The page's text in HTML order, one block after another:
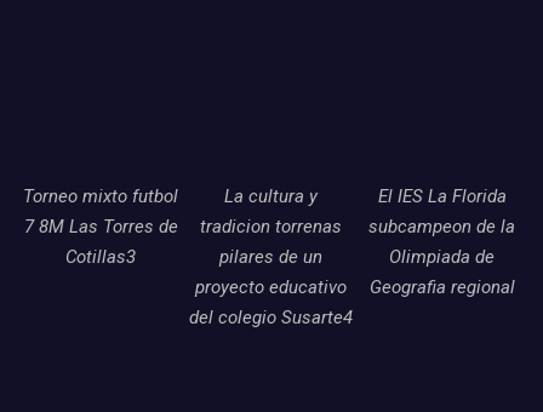
Torneo mixto futbol
7 8M Las Torres de
Cotillas3
La cultura y
tradicion torrenas
pilares de un
proyecto educativo
del colegio Susarte4
El IES La Florida
subcampeon de la
Olimpiada de
Geografia regional